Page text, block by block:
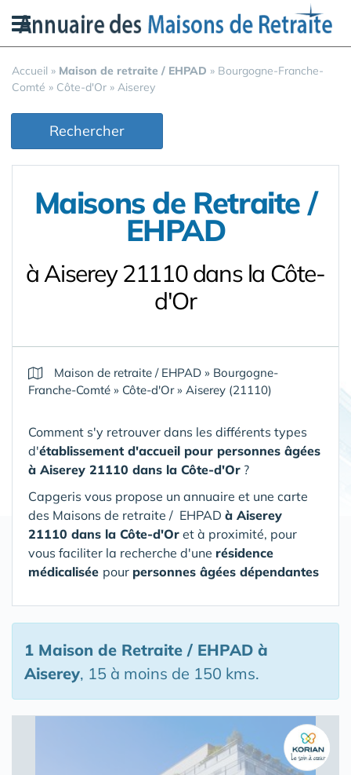
Accueil » Maison de retraite / EHPAD » Bourgogne-Franche-
Comté » Côte-d'Or » Aiserey
Rechercher
Maisons de Retraite /
EHPAD
à Aiserey 21110 dans la Côte-
d'Or
Maison de retraite / EHPAD » Bourgogne-
Franche-Comté » Côte-d'Or» Aiserey (21110)
Comment s'y retrouver dans les différents types
d'établissement d'accueil pour personnes âgées
à Aiserey 21110 dans la Côte-d'Or ?
Capgeris vous propose un annuaire et une carte
des Maisons de retraite / EHPAD à Aiserey
21110 dans la Côte-d'Or et à proximité, pour
vous faciliter la recherche d'une résidence
médicalisée pour personnes âgées dépendantes
1 Maison de Retraite / EHPAD à
Aiserey, 15 à moins de 150 kms.